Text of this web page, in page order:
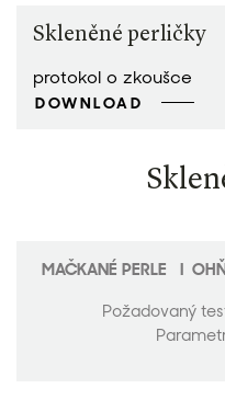
Skleněné perličky
protokol o zkoušce
DOWNLOAD
MAČKANÉ PERLE I
Požadovaný